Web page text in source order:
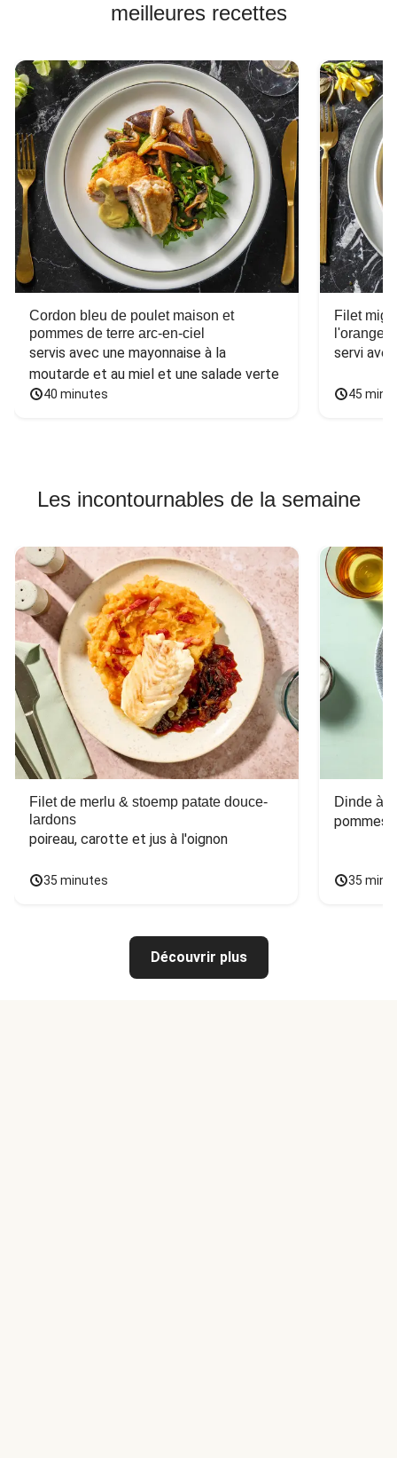
meilleures recettes
Cordon bleu de poulet maison et
pommes de terre arc-en-ciel
servis avec une mayonnaise à la
moutarde et au miel et une salade verte
40 minutes
Filet
l'orange
servi
45
Les incontournables de la semaine
Filet de merlu & stoemp patate douce-
lardons
poireau, carotte et jus à l'oignon
35 minutes
Dinde à
pommes
35
Découvrir plus